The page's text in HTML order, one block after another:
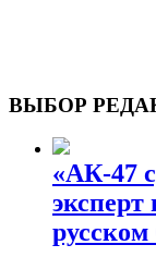
ВОЕННЫЕ
СТАТЬИ
ВЫБОР
«АК-47
эксперт
русском